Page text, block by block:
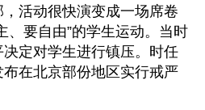
活动很快演变成一场席卷
、要自由”的学生运动。当时
定对学生进行镇压。时任
在北京部份地区实行戒严